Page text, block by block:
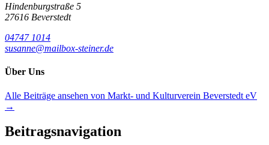
Hindenburgstraße 5
27616 Beverstedt
04747 1014
susanne@mailbox-steiner.de
Über Uns
Alle Beiträge ansehen von Markt- und Kulturverein Beverstedt eV
→
Beitragsnavigation